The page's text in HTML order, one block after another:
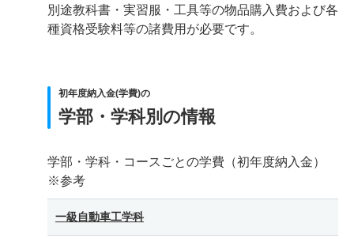
別途教科書・実習服・工具等の物品購入費および各
種資格受験料等の諸費用が必要です。
初年度納入金(学費)の
学部・学科別の情報
学部・学科・コースごとの学費（初年度納入金）
※参考
一級自動車工学科